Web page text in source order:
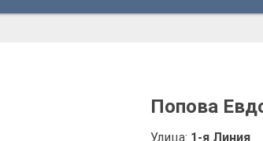
Попова
Улица: 1-я Линия